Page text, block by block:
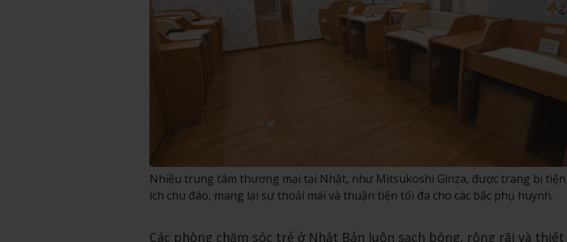
Nhiều trung tâm thương mại tại Nhật, như Mitsukoshi Ginza, được trang bị tiện
ích chu đáo, mang lại sự thoải mái và thuận tiện tối đa cho các bậc phụ huynh.
Các phòng chăm sóc trẻ ở Nhật Bản luôn sạch bóng, rộng rãi và thiết